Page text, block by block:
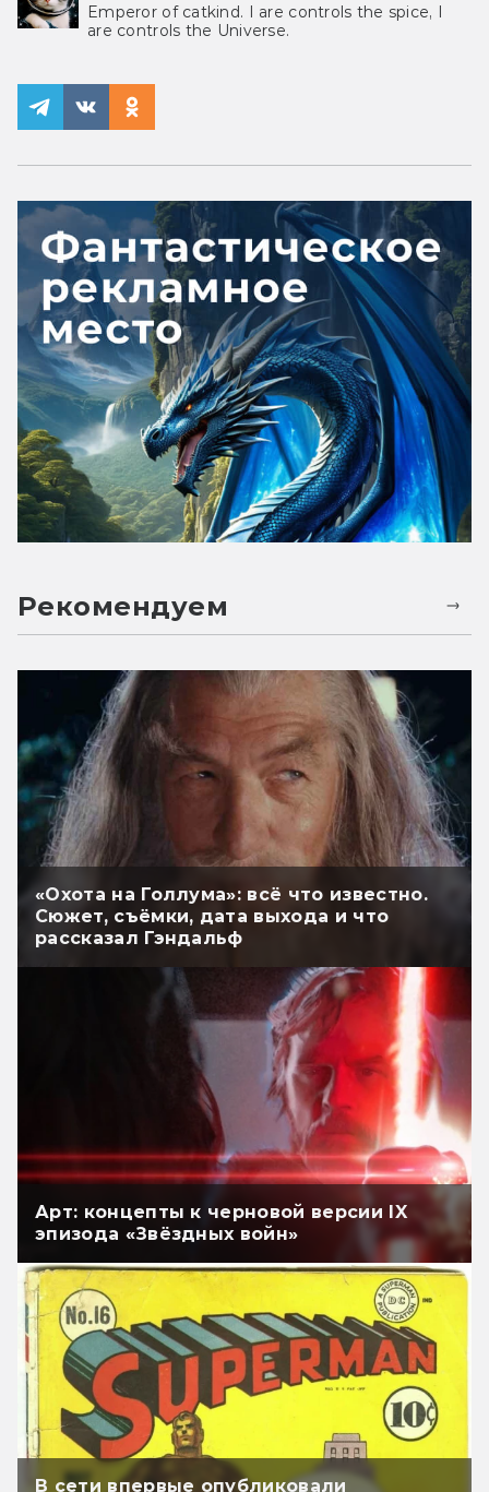
Emperor of catkind. I are controls the spice, I
are controls the Universe.
Рекомендуем
«Охота на Голлума»: всё что известно.
Сюжет, съёмки, дата выхода и что
рассказал Гэндальф
Арт: концепты к черновой версии IX
эпизода «Звёздных войн»
В сети впервые опубликовали